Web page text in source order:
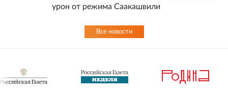
урон от режима Саакашвили
Все новости